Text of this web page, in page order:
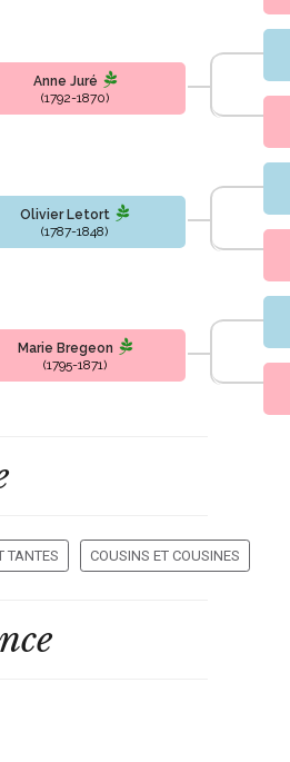
Anne Juré
(1792-1870)
Olivier Letort
(1787-1848)
Marie Bregeon
(1795-1871)
TANTES COUSINS ET COUSINES